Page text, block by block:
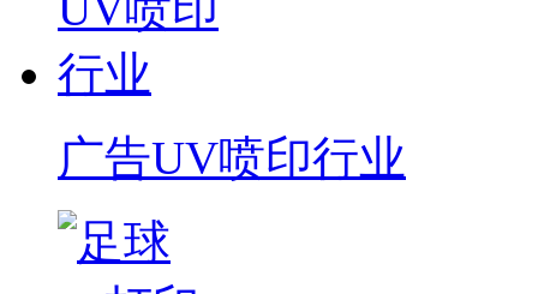
广告UV喷印行业